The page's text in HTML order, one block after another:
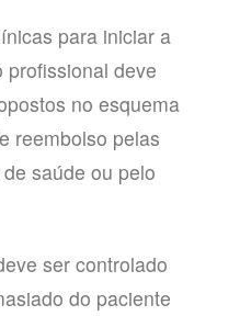
para iniciar a
profissional deve
no esquema
reembolso pelas
saúde ou pelo
ser controlado
do paciente